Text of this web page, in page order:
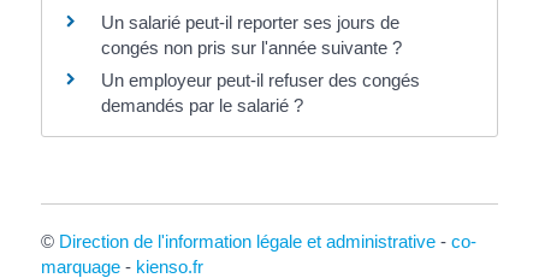
Un salarié peut-il reporter ses jours de
congés non pris sur l'année suivante ?
Un employeur peut-il refuser des congés
demandés par le salarié ?
© Direction de l'information légale et administrative- co-
marquage- kienso.fr